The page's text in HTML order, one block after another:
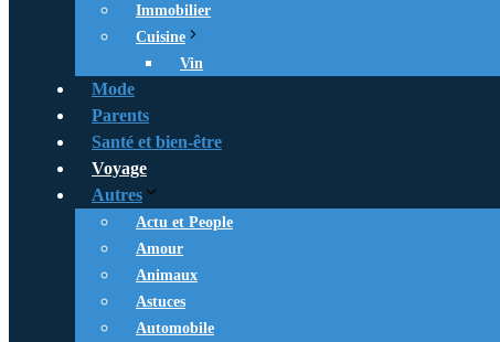
Immobilier
Cuisine
Vin
Mode
Parents
Santé et bien-être
Voyage
Autres
Actu et People
Amour
Animaux
Astuces
Automobile